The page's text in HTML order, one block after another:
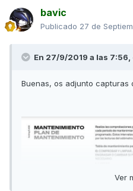
bavic
Publicado 27 de
En 27/9/2019 a las 7:56,
Buenas, os adjunto capturas
Ver